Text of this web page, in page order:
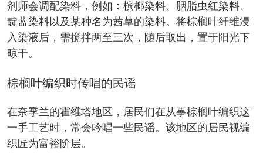
剂师会调配染料，例如：槟榔染料、胭脂虫红染料、
靛蓝染料以及某种名为茜草的染料。将棕榈叶纤维浸
入染液后，需搅拌两至三次，随后取出，置于阳光下
晾干。
棕榈叶编织时传唱的民谣
在奈季兰的霍维塔地区，居民们在从事棕榈叶编织这
一手工艺时，常会吟唱一些民谣。该地区的居民视编
织匠为富裕阶层。